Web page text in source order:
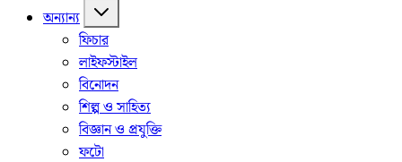
অন্যান্য
ফিচার
লাইফস্টাইল
বিনোদন
শিল্প ও সাহিত্য
বিজ্ঞান ও প্রযুক্তি
ফটো